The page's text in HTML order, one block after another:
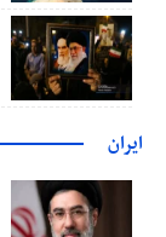
ایران